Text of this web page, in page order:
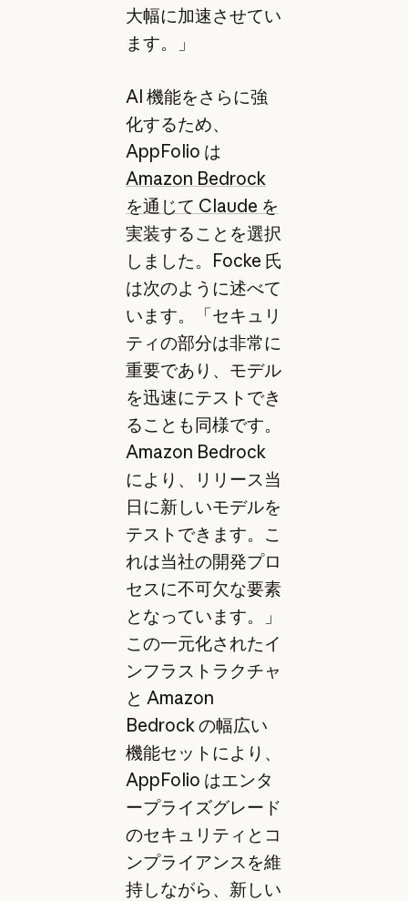
大幅に加速させてい
ます。」
AI 機能をさらに強
化するため、
AppFolio は
Amazon Bedrock
を通じて Claude を
実装することを選択
しました。Focke 氏
は次のように述べて
います。「セキュリ
ティの部分は非常に
重要であり、モデル
を迅速にテストでき
ることも同様です。
Amazon Bedrock
により、リリース当
日に新しいモデルを
テストできます。こ
れは当社の開発プロ
セスに不可欠な要素
となっています。」
この一元化されたイ
ンフラストラクチャ
と Amazon
Bedrock の幅広い
機能セットにより、
AppFolio はエンタ
ープライズグレード
のセキュリティとコ
ンプライアンスを維
持しながら、新しい